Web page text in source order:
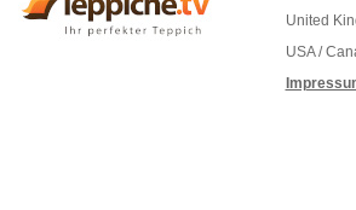
United
USA /